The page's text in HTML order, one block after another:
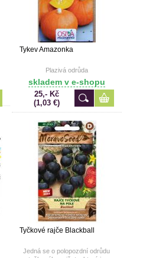
Tykev Amazonka
Plazivá odrůda
skladem v e-shopu
25,- Kč
(1,03 €)
Tyčkové rajče Blackball
Jedná se o polopozdní odrůdu